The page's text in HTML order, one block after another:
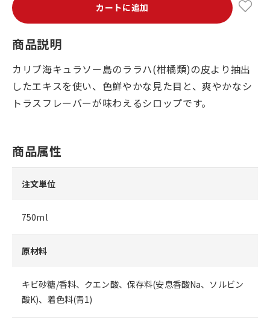
カートに追加
商品説明
カリブ海キュラソー島のララハ(柑橘類)の皮より抽出
したエキスを使い、色鮮やかな見た目と、爽やかなシ
トラスフレーバーが味わえるシロップです。
商品属性
注文単位
750ml
原材料
キビ砂糖/香料、クエン酸、保存料(安息香酸Na、ソルビン
酸K)、着色料(青1)